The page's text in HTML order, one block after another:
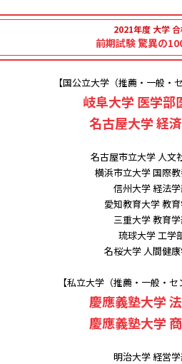
2021年度 大学
前期試験 驚異の
【国公立大学（推薦・一般・
岐阜大学 医学部
名古屋大学 経
名古屋市立大学 人文
横浜市立大学 国際
信州大学 経法
愛知教育大学 教
三重大学 教育
琉球大学 工学
名桜大学 人間健
【私立大学（推薦・一般・セ
慶應義塾大学
慶應義塾大学
明治大学 経営